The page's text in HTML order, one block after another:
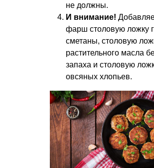
не должны.
И внимание!
фарш столовую ложку
сметаны, столовую
растительного масла
запаха и столовую
овсяных хлопьев.